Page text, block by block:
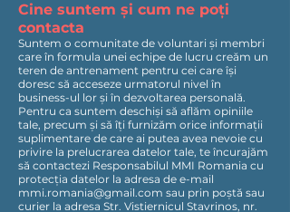
Cine suntem și cum ne poți
contacta
Suntem o comunitate de voluntari și membri
care în formula unei echipe de lucru creăm un
teren de antrenament pentru cei care își
doresc să acceseze urmatorul nivel în
business-ul lor și în dezvoltarea personală.
Pentru ca suntem deschiși să aflăm opiniile
tale, precum și să îți furnizăm orice informații
suplimentare de care ai putea avea nevoie cu
privire la prelucrarea datelor tale, te încurajăm
să contactezi Responsabilul MMI Romania cu
protecția datelor la adresa de e-mail
mmi.romania@gmail.com sau prin poștă sau
curier la adresa Str. Vistiernicul Stavrinos, nr.